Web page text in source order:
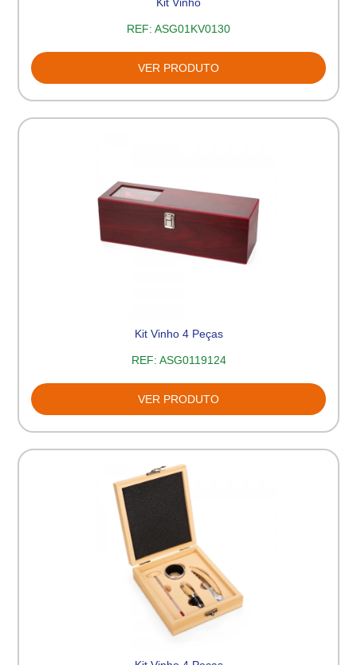
REF: ASG01KV0130
VER PRODUTO
Kit Vinho 4 Peças
REF: ASG0119124
VER PRODUTO